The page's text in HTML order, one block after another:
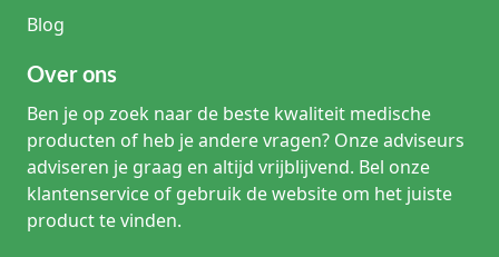
Blog
Over ons
Ben je op zoek naar de beste kwaliteit medische
producten of heb je andere vragen? Onze adviseurs
adviseren je graag en altijd vrijblijvend. Bel onze
klantenservice of gebruik de website om het juiste
product te vinden.